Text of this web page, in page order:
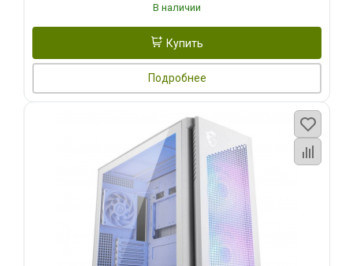
В наличии
Купить
Подробнее